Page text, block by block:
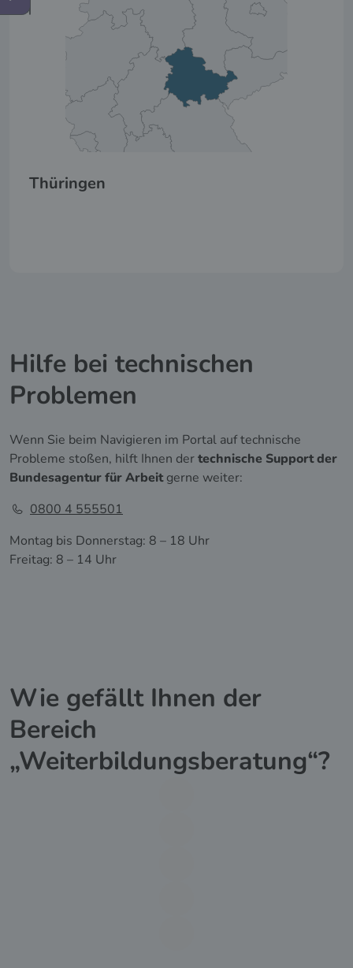
Thüringen
Hilfe bei technischen
Problemen
Wenn Sie beim Navigieren im Portal auf technische
Probleme stoßen, hilft Ihnen dertechnische Support der
Bundesagentur für Arbeitgerne weiter:
0800 4 555501
Montag bis Donnerstag: 8 – 18 Uhr
Freitag: 8 – 14 Uhr
Wie gefällt Ihnen der
Bereich
„Weiterbildungsberatung“?